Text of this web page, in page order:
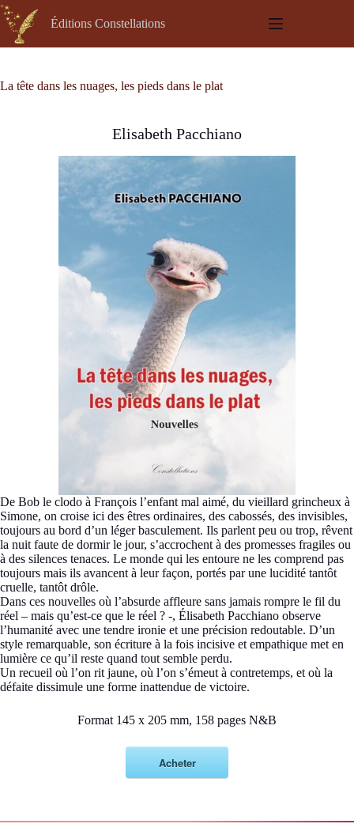
Passer
au
contenu
Éditions Constellations
La tête dans les nuages, les pieds dans le plat
Elisabeth Pacchiano
De Bob le clodo à François l’enfant mal aimé, du vieillard grincheux à
Simone, on croise ici des êtres ordinaires, des cabossés, des invisibles,
toujours au bord d’un léger basculement. Ils parlent peu ou trop, rêvent
la nuit faute de dormir le jour, s’accrochent à des promesses fragiles ou
à des silences tenaces. Le monde qui les entoure ne les comprend pas
toujours mais ils avancent à leur façon, portés par une lucidité tantôt
cruelle, tantôt drôle.
Dans ces nouvelles où l’absurde affleure sans jamais rompre le fil du
réel – mais qu’est-ce que le réel ? -, Élisabeth Pacchiano observe
l’humanité avec une tendre ironie et une précision redoutable. D’un
style remarquable, son écriture à la fois incisive et empathique met en
lumière ce qu’il reste quand tout semble perdu.
Un recueil où l’on rit jaune, où l’on s’émeut à contretemps, et où la
défaite dissimule une forme inattendue de victoire.
Format 145 x 205 mm, 158 pages N&B
Acheter